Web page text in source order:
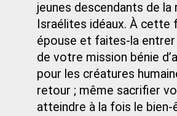
jeunes descendants de la
Israélites idéaux. À cette
épouse et faites-la
de votre mission bénie
pour les créatures
retour ; même sacrifier
atteindre à la fois le